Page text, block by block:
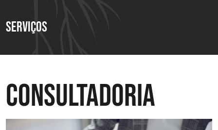
Serviços
Consultadoria